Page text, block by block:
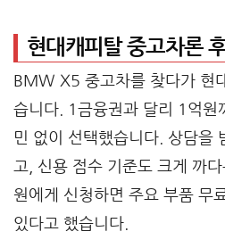
현대캐피탈 중고차론 후
BMW X5 중고차를 찾다가 현
습니다. 1금융권과 달리 1억원
민 없이 선택했습니다. 상담을
고, 신용 점수 기준도 크게 까
원에게 신청하면 주요 부품 무
있다고 했습니다.